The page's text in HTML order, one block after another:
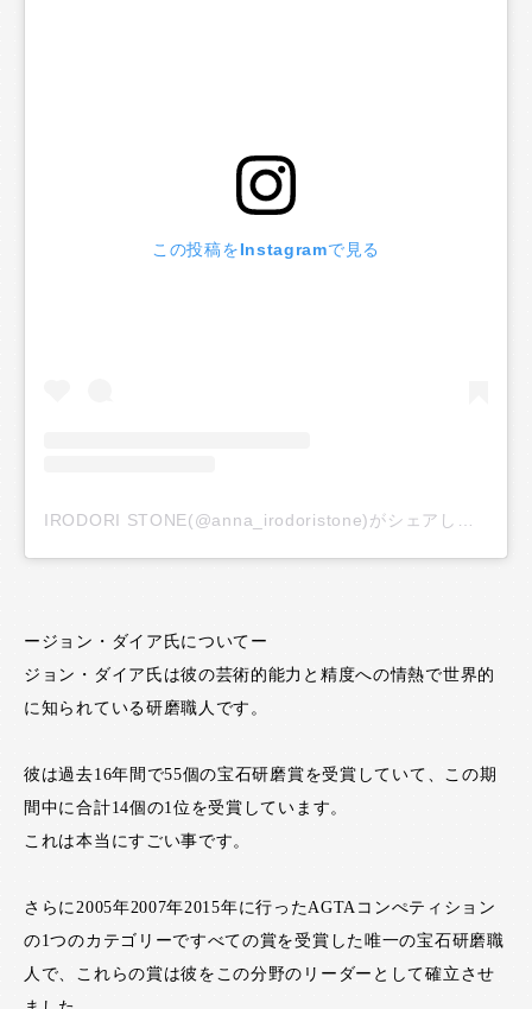
この投稿をInstagramで見る
ージョン・ダイア氏についてー
ジョン・ダイア氏は彼の芸術的能力と精度への情熱で世界的
に知られている研磨職人です。
彼は過去16年間で55個の宝石研磨賞を受賞していて、この期
間中に合計14個の1位を受賞しています。
これは本当にすごい事です。
さらに2005年2007年2015年に行ったAGTAコンぺティション
の1つのカテゴリーですべての賞を受賞した唯一の宝石研磨職
人で、これらの賞は彼をこの分野のリーダーとして確立させ